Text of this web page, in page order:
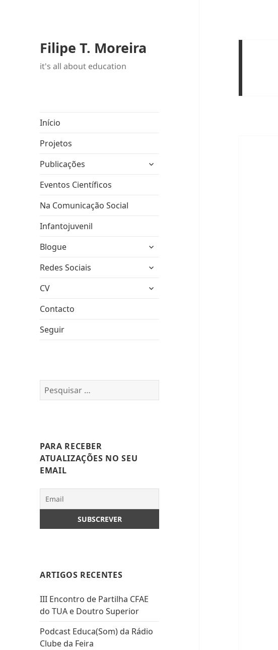
Filipe T. Moreira
it's all about education
Início
Projetos
Publicações
expandir
Eventos Científicos
Na Comunicação Social
Infantojuvenil
Blogue
expandir
Redes Sociais
expandir
CV
expandir
Contacto
Seguir
Pesquisar
por:
PARA RECEBER
ATUALIZAÇÕES NO SEU
EMAIL
ARTIGOS RECENTES
III Encontro de Partilha CFAE
do TUA e Doutro Superior
Podcast Educa(Som) da Rádio
Clube da Feira